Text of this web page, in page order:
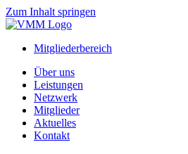
Zum Inhalt springen
Mitgliederbereich
Über uns
Leistungen
Netzwerk
Mitglieder
Aktuelles
Kontakt